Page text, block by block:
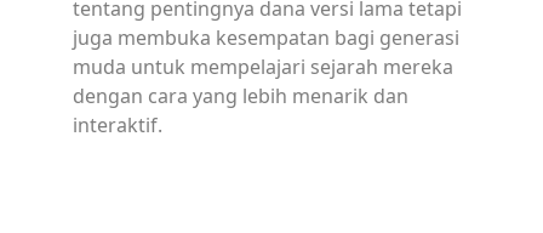
tentang pentingnya dana versi lama tetapi
juga membuka kesempatan bagi generasi
muda untuk mempelajari sejarah mereka
dengan cara yang lebih menarik dan
interaktif.